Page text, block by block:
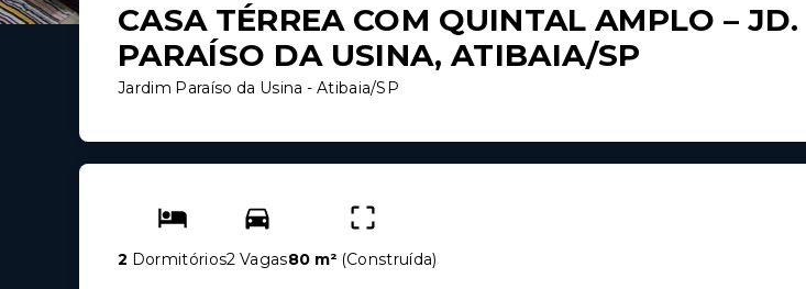
CASA TÉRREA COM QUINTAL AMPLO – JD.
PARAÍSO DA USINA, ATIBAIA/SP
Jardim Paraíso da Usina - Atibaia/SP
2 Dormitórios2 Vagas80 m² (Construída)